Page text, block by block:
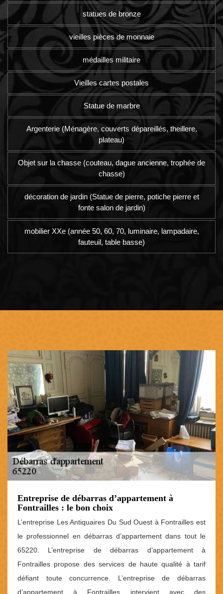
statues de bronze
vieilles pièces de monnaie
médailles militaire
Vieilles cartes postales
Statue de marbre
Argenterie (Ménagère, couverts dépareillés, theillere,
plateau)
Objet sur la chasse (couteau, dague ancienne, trophée de
chasse)
décoration de jardin (Statue de pierre, potiche pierre et
fonte salon de jardin)
mobilier XXe (année 50, 60, 70, luminaire, lampadaire,
fauteuil, table basse)
Entreprise de débarras d’appartement à
Fontrailles : le bon choix
L’entreprise Les Antiquaires Du Sud Ouest à Fontrailles est
le professionnel en débarras d’appartement dans tout le
65220. L’entreprise de débarras d’appartement à
Fontrailles propose des services de haute qualité à tarif
défiant toute concurrence. L’entreprise de débarras
d’appartement à Fontrailles intervient avec des